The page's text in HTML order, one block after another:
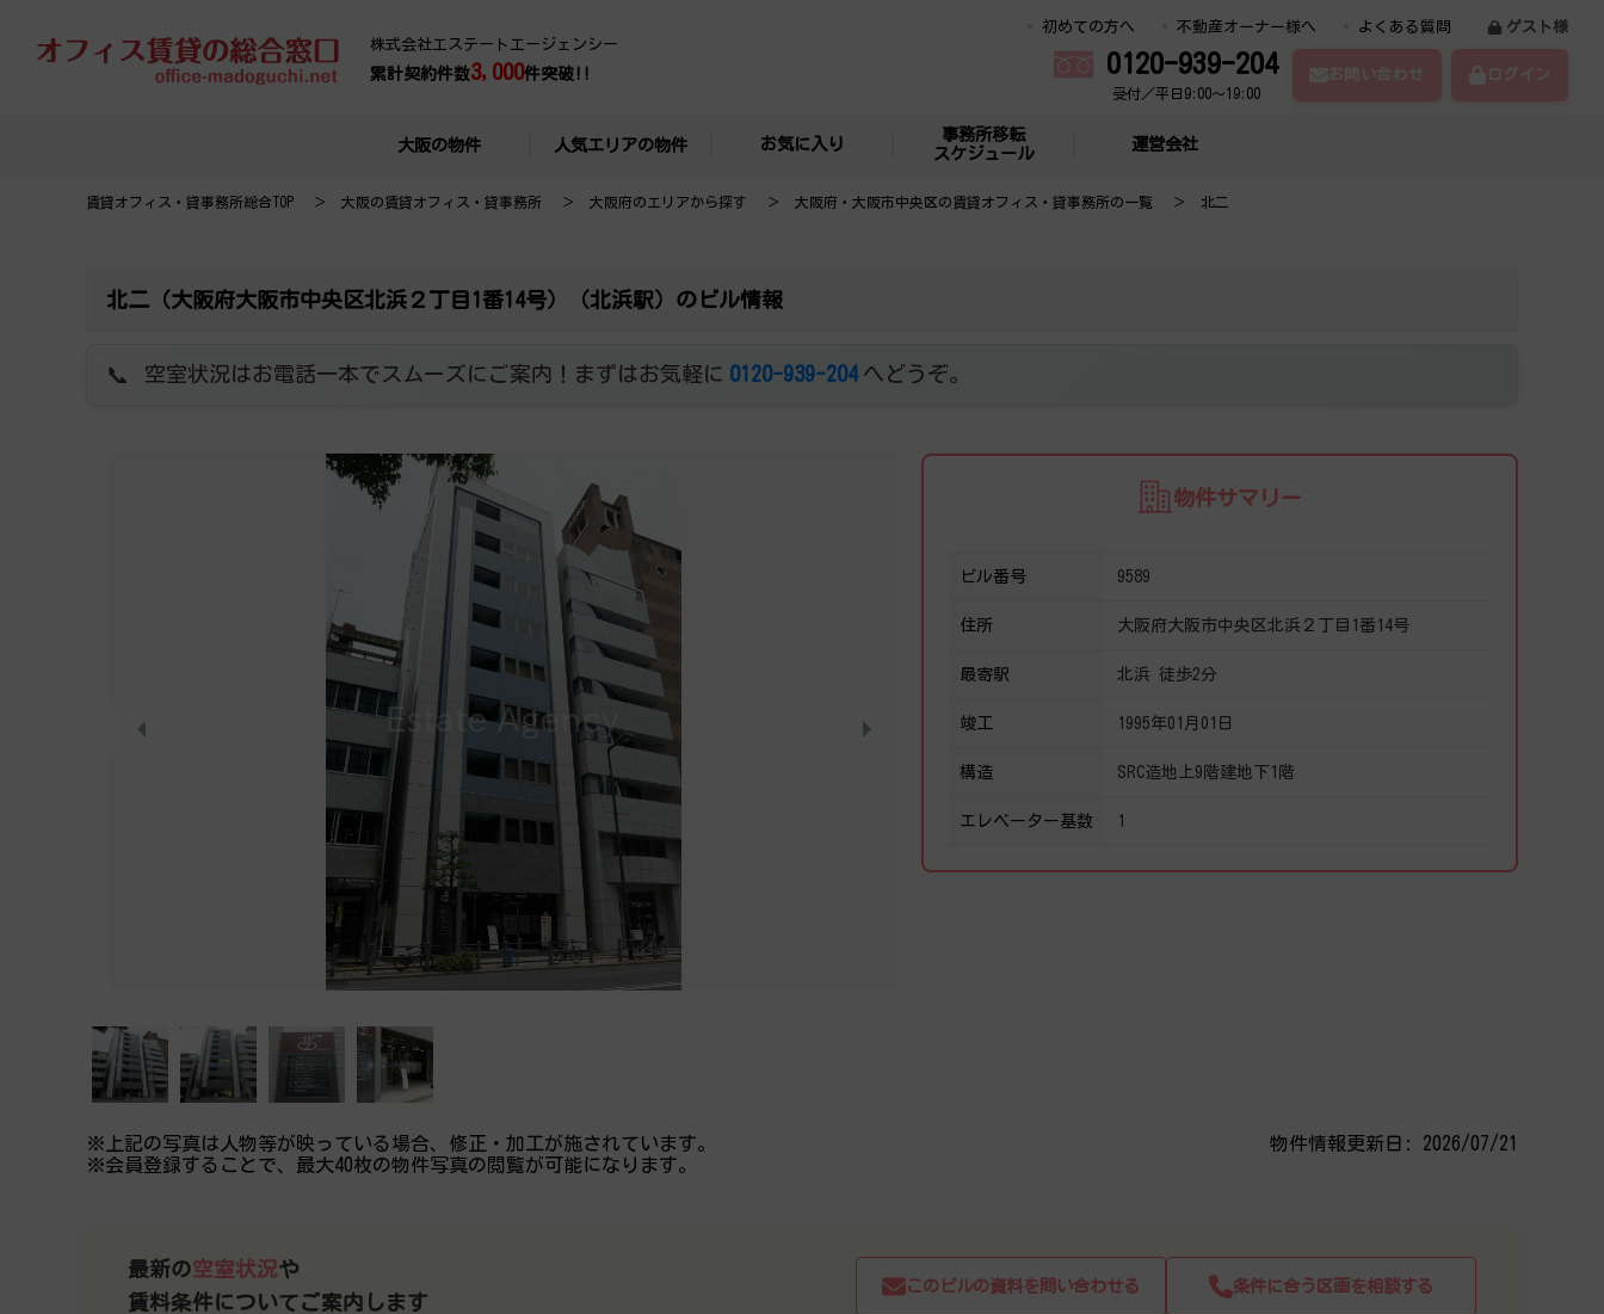
株式会社エステートエージェンシー
累計契約件数3,000件突破!!
初めての方へ 不動産オーナー様へ よくある質問 ゲスト様
0120-939-204
受付／平日9:00～19:00
お問い合わせ ログイン
大阪の物件 人気エリアの物件 お気に入り
事務所移転
スケジュール
運営会社
賃貸オフィス・貸事務所総合TOP 大阪の賃貸オフィス・貸事務所 大阪府のエリアから探す 大阪府・大阪市中央区の賃貸オフィス・貸事務所の一覧 北二
北二（大阪府大阪市中央区北浜２丁目1番14号）（北浜駅）のビル情報
空室状況はお電話一本でスムーズにご案内！まずはお気軽に 0120-939-204 へどうぞ。
物件サマリー
ビル番号 9589
住所 大阪府大阪市中央区北浜２丁目1番14号
最寄駅 北浜 徒歩2分
竣工 1995年01月01日
構造 SRC造地上9階建地下1階
エレベーター基数 1
※上記の写真は人物等が映っている場合、修正・加工が施されています。
※会員登録することで、最大40枚の物件写真の閲覧が可能になります。
物件情報更新日: 2026/07/21
最新の空室状況や
賃料条件についてご案内します
このビルの資料を問い合わせる 条件に合う区画を相談する